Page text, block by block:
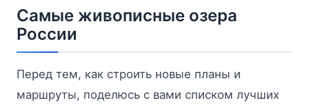
Самые живописные озера
России
Перед тем, как строить новые планы и
маршруты, поделюсь с вами списком лучших